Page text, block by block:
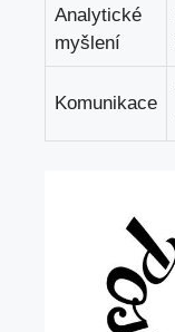
Analytické
myšlení
Komunikace